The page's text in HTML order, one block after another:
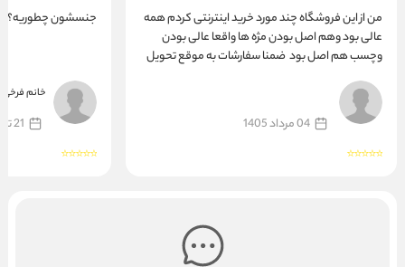
من از این فروشگاه چند مورد خرید اینترنتی کردم همه
عالی بود وهم اصل بودن مژه ها واقعا عالی بودن
وچسب هم اصل بود ضمنا سفارشات به موقع تحویل
میدهند ممنون از فروشگاه رژیا وسفارشات بعدی هم
خواهم داشت.
04 مرداد 1405
جنسشون چطوریه؟
خانم فرخی
21 تیر 1403